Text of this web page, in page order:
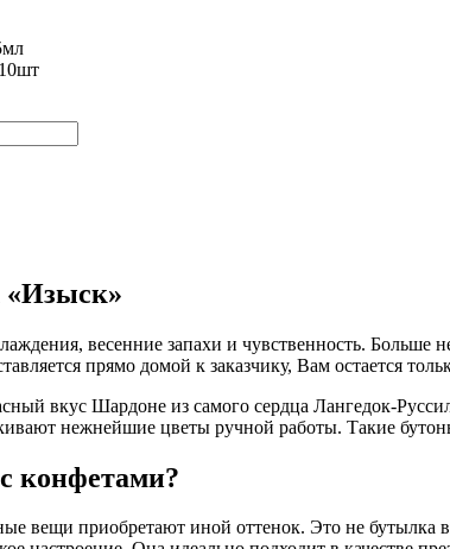
«Изыск»
весенние запахи и чувственность. Больше
прямо домой к заказчику, Вам остается
вкус Шардоне из самого сердца Лангедок-
нежнейшие цветы ручной работы. Такие
конфетами?
вещи приобретают иной оттенок. Это не бутылка